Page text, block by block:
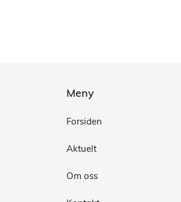
Meny
Forsiden
Aktuelt
Om oss